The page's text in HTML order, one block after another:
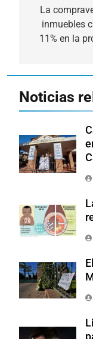
de
entradas
La
inmuebles
11% en la
Noticias